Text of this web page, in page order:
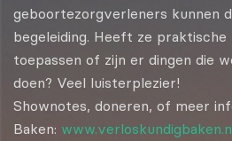
geboortezorgverleners kunnen
begeleiding. Heeft ze
toepassen of zijn er dingen die
doen? Veel luisterplezier!
Shownotes, doneren, of meer
Baken: